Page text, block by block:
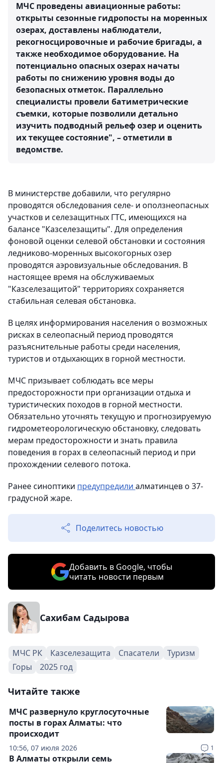
МЧС проведены авиационные работы:
открыты сезонные гидропосты на моренных
озерах, доставлены наблюдатели,
рекогносцировочные и рабочие бригады, а
также необходимое оборудование. На
потенциально опасных озерах начаты
работы по снижению уровня воды до
безопасных отметок. Параллельно
специалисты провели батиметрические
съемки, которые позволили детально
изучить подводный рельеф озер и оценить
их текущее состояние", – отметили в
ведомстве.
В министерстве добавили, что регулярно
проводятся обследования селе- и оползнеопасных
участков и селезащитных ГТС, имеющихся на
балансе "Казселезащиты". Для определения
фоновой оценки селевой обстановки и состояния
ледниково-моренных высокогорных озер
проводятся аэровизуальные обследования. В
настоящее время на обслуживаемых
"Казселезащитой" территориях сохраняется
стабильная селевая обстановка.
В целях информирования населения о возможных
рисках в селеопасный период проводятся
разъяснительные работы среди населения,
туристов и отдыхающих в горной местности.
МЧС призывает соблюдать все меры
предосторожности при организации отдыха и
туристических походов в горной местности.
Обязательно уточнять текущую и прогнозируемую
гидрометеорологическую обстановку, следовать
мерам предосторожности и знать правила
поведения в горах в селеопасный период и при
прохождении селевого потока.
Ранее синоптики предупредили алматинцев о 37-
градусной жаре.
Поделитесь новостью
Добавить в Google, чтобы
читать новости первым
Сахибам Садырова
МЧС РК Казселезащита Спасатели
Туризм
Горы
2025 год
Читайте также
10:56, 07 июля 2026 1
МЧС развернуло круглосуточные
посты в горах Алматы: что
происходит
В Алматы открыли семь